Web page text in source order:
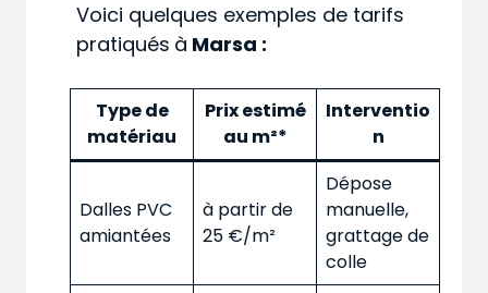
Voici quelques exemples de tarifs
pratiqués à Marsa :
Type de
matériau
Prix estimé
au m²*
Interventio
n
Dalles PVC
amiantées
à partir de
25 €/m²
Dépose
manuelle,
grattage de
colle